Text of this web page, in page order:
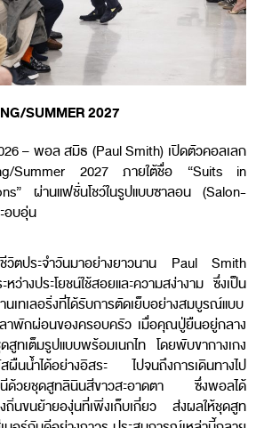
SUMMER 2027
– พอล สมิธ (Paul Smith) เปิดตัวคอลเลก
Summer 2027 ภายใต้ชื่อ “Suits in
ผ่านแฟชั่นโชว์ในรูปแบบซาลอน (Salon-
อบอุ่น
ชีวิตประจำวันมาอย่างยาวนาน Paul Smith
หว่างประโยชน์ใช้สอยและความสง่างาม ซึ่งเป็น
นเทเลอริ่งที่ได้รับการตัดเย็บอย่างสมบูรณ์แบบ
ลาพักผ่อนของครอบครัว เมื่อคุณปู่ยืนอยู่กลาง
ดสูทเต็มรูปแบบพร้อมเนกไท โดยพับขากางเกง
ผืนน้ำได้อย่างอิสระ ไปจนถึงการเดินทางไป
นีด้วยชุดสูทลินินสีขาวสะอาดตา ซึ่งพอลได้
งถิ่นขนย้ายองุ่นที่เพิ่งเก็บเกี่ยว ส่งผลให้ชุดสูท